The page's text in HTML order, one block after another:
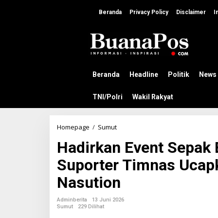
e
Beranda Privacy Policy Disclaimer
Beranda Headline Politik News
TNI/Polri Wakil Rakyat
Homepage / Sumut
d
i
r
a
n
E
Hadirkan Event
Suporter Timnas
Nasution
Adminberita
13 Juni 2026
Sumut
229 Dilihat